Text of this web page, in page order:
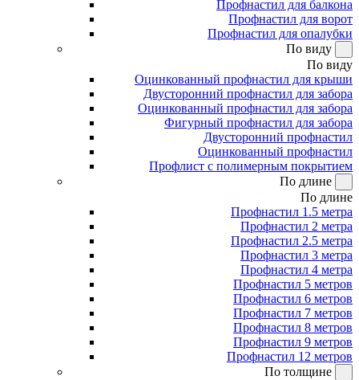
Профнастил для балкона
Профнастил для ворот
Профнастил для опалубки
По виду
По виду
Оцинкованный профнастил для крыши
Двусторонний профнастил для забора
Оцинкованный профнастил для забора
Фигурный профнастил для забора
Двусторонний профнастил
Оцинкованный профнастил
Профлист с полимерным покрытием
По длине
По длине
Профнастил 1.5 метра
Профнастил 2 метра
Профнастил 2.5 метра
Профнастил 3 метра
Профнастил 4 метра
Профнастил 5 метров
Профнастил 6 метров
Профнастил 7 метров
Профнастил 8 метров
Профнастил 9 метров
Профнастил 12 метров
По толщине